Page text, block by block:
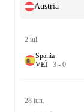
Austria
2 iul.
Spania
VEÎ 3 - 0
28 iun.